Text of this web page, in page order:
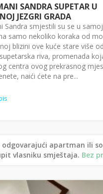
SANDRA SUPETAR U
JEZGRI GRADA
Sandra smjestili su se u
samo nekoliko koraka od
blizini ove kuće stare više
riva, promenada
centra ovog prekrasnog
naići ćete na pre...
odgovarajući apartman ili
vlasniku smještaja. Bez